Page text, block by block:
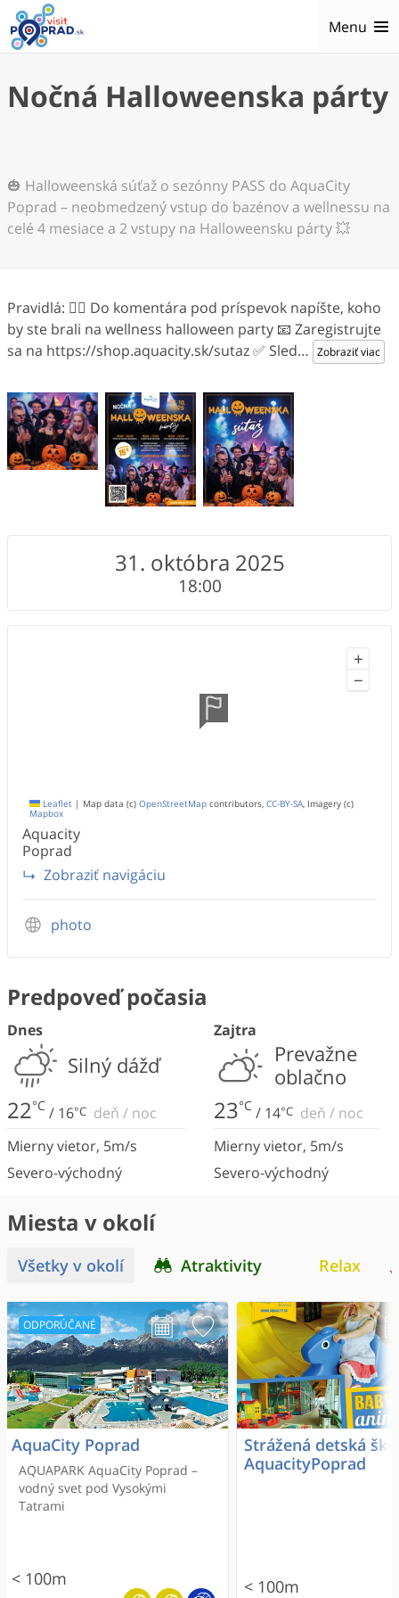
Menu
Nočná Halloweenska párty
🎃 Halloweenská súťaž o sezónny PASS do AquaCity
Poprad – neobmedzený vstup do bazénov a wellnessu na
celé 4 mesiace a 2 vstupy na Halloweensku párty 💥
Pravidlá: 👯‍♀️ Do komentára pod príspevok napíšte, koho
by ste brali na wellness halloween party 📧 Zaregistrujte
sa na https://shop.aquacity.sk/sutaz ✅ Sled… Zobraziť viac
31. októbra 2025
18:00
+
−
Leaflet | Map data (c) OpenStreetMap contributors, CC-BY-SA , Imagery (c)
Mapbox
Aquacity
Poprad
Zobraziť navigáciu
photo
Predpoveď počasia
Dnes
Silný dážď
22°C / 16°C deň / noc
Mierny vietor, 5m/s
Severo-východný
Zajtra
Prevažne
oblačno
23°C / 14°C deň / noc
Mierny vietor, 5m/s
Severo-východný
Miesta v okolí
Všetky v okolí Atraktivity Relax
AquaCity Poprad
AQUAPARK AquaCity Poprad –
vodný svet pod Vysokými
Tatrami
< 100m
ODPORÚČANÉ
Strážená detská
AquacityPoprad
< 100m